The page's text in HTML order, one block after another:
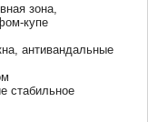
зона,
купе
антивандальные
стабильное